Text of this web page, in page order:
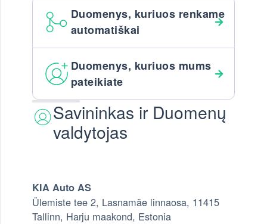
Duomenys, kuriuos renkame
automatiškai
Duomenys, kuriuos mums
pateikiate
Savininkas ir Duomenų
valdytojas
KIA Auto AS
Ülemiste tee 2, Lasnamäe linnaosa, 11415
Tallinn, Harju maakond, Estonia